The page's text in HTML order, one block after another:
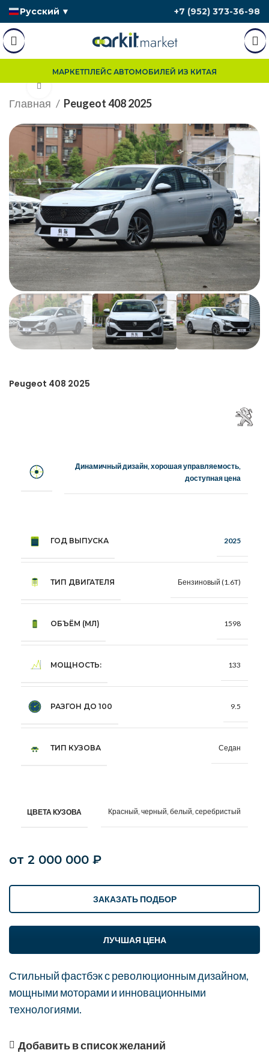
Русский ▼ +7 (952) 373-36-98
МАРКЕТПЛЕЙС АВТОМОБИЛЕЙ ИЗ КИТАЯ
Главная Peugeot 408 2025
Peugeot 408 2025
Динамичный дизайн, хорошая управляемость,
доступная цена
ГОД ВЫПУСКА 2025
ТИП ДВИГАТЕЛЯ Бензиновый (1.6T)
ОБЪЁМ (МЛ) 1598
МОЩНОСТЬ: 133
РАЗГОН ДО 100 9.5
ТИП КУЗОВА Седан
ЦВЕТА КУЗОВА Красный, черный, белый, серебристый
от 2 000 000 ₽
ЛУЧШАЯ ЦЕНА
ЗАКАЗАТЬ ПОДБОР
Стильный фастбэк с революционным дизайном,
мощными моторами и инновационными
технологиями.
Добавить в список желаний